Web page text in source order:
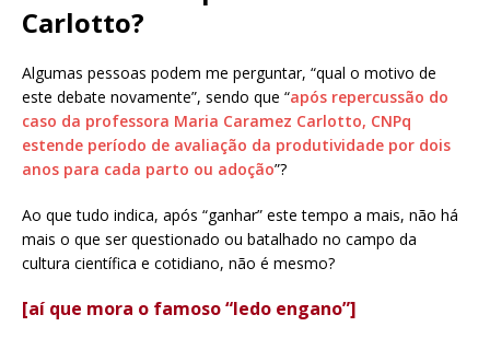
Carlotto?
Algumas pessoas podem me perguntar, “qual o motivo de
este debate novamente”, sendo que “após repercussão do
caso da professora Maria Caramez Carlotto, CNPq
estende período de avaliação da produtividade por dois
anos para cada parto ou adoção”?
Ao que tudo indica, após “ganhar” este tempo a mais, não há
mais o que ser questionado ou batalhado no campo da
cultura científica e cotidiano, não é mesmo?
[aí que mora o famoso “ledo engano”]